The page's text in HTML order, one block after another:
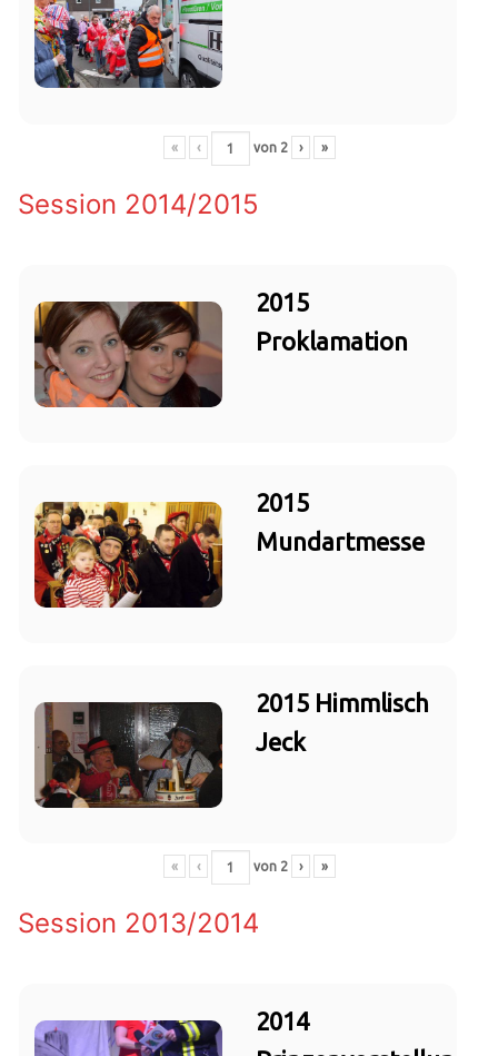
« ‹ von 2 › »
Session 2014/2015
2015
Proklamation
2015
Mundartmesse
2015 Himmlisch
Jeck
« ‹ von 2 › »
Session 2013/2014
2014